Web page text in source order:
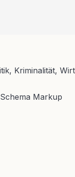
Kriminalität,
Markup